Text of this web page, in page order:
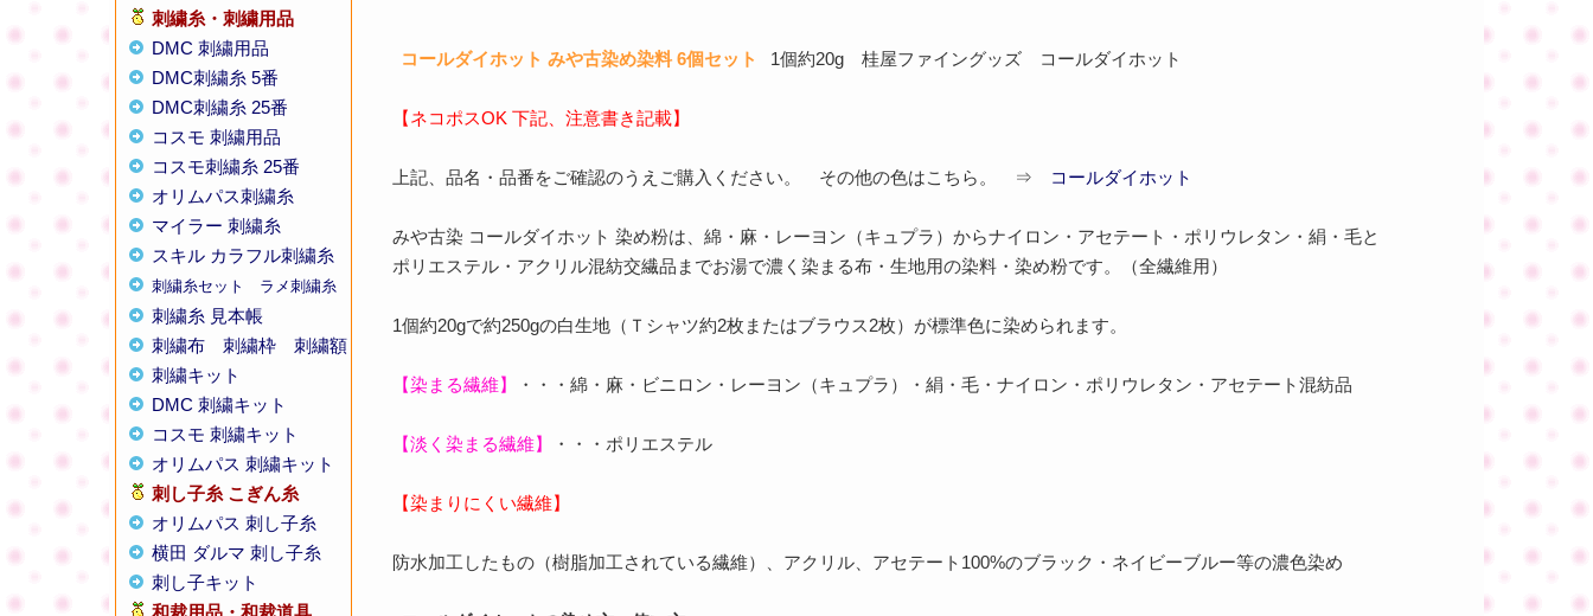
刺繍糸・刺繍用品
DMC 刺繍用品
DMC刺繍糸 5番
DMC刺繍糸 25番
コスモ 刺繍用品
コスモ刺繍糸 25番
オリムパス刺繍糸
マイラー 刺繍糸
スキル カラフル刺繍糸
刺繍糸セット ラメ刺繍糸
刺繍糸 見本帳
刺繍布
刺繍枠
刺繍額
刺繍キット
DMC 刺繍キット
コスモ 刺繍キット
オリムパス 刺繍キット
刺し子糸 こぎん糸
オリムパス 刺し子糸
横田 ダルマ 刺し子糸
刺し子キット
和裁用品・和裁道具
コールダイホット みや古染め染料 6個セット 1個約20g 桂屋ファイングッズ コールダイホット
【ネコポスOK 下記、注意書き記載】
上記、品名・品番をご確認のうえご購入ください。 その他の色はこちら。 ⇒ コールダイホット
みや古染 コールダイホット 染め粉は、綿・麻・レーヨン（キュプラ）からナイロン・アセテート・ポリウレタン・絹・毛と
ポリエステル・アクリル混紡交繊品までお湯で濃く染まる布・生地用の染料・染め粉です。（全繊維用）
1個約20gで約250gの白生地（Ｔシャツ約2枚またはブラウス2枚）が標準色に染められます。
【染まる繊維】 ・・・綿・麻・ビニロン・レーヨン（キュプラ）・絹・毛・ナイロン・ポリウレタン・アセテート混紡品
【淡く染まる繊維】 ・・・ポリエステル
【染まりにくい繊維】
防水加工したもの（樹脂加工されている繊維）、アクリル、アセテート100%のブラック・ネイビーブルー等の濃色染め